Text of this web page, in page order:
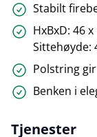
Stabilt
HxBxD: 46
Sittehøyde:
Polstring
Benken i
Tjenester